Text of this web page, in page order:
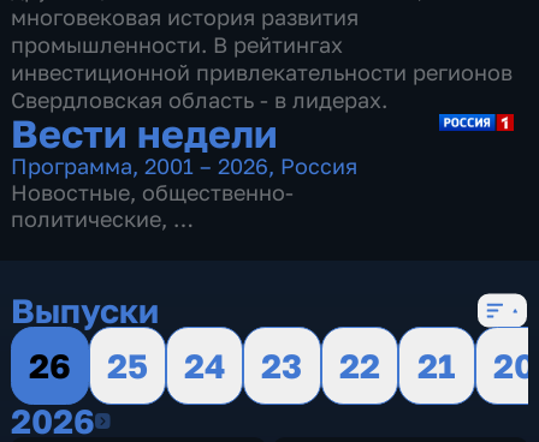
многовековая история развития
промышленности. В рейтингах
инвестиционной привлекательности регионов
Свердловская область - в лидерах.
Вести недели
Программа,2001 – 2026, Россия
Новостные, общественно-
политические,
Выпуски
26
25 24 23 22 21
20
20262026